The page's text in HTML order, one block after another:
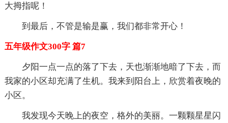
大拇指呢！
到最后，不管是输是赢，我们都非常开心！
五年级作文300字 篇7
夕阳一点一点的落了下去，天也渐渐地暗了下去，而
我家的小区却充满了生机。我来到阳台上，欣赏着夜晚的
小区。
我发现今天晚上的夜空，格外的美丽。一颗颗星星闪